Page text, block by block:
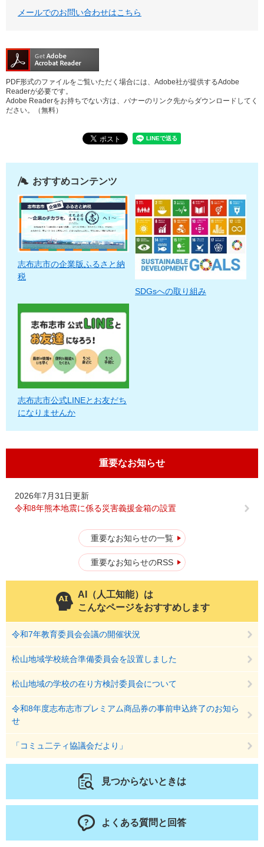
メールでのお問い合わせはこちら
PDF形式のファイルをご覧いただく場合には、Adobe社が提供するAdobe
Readerが必要です。
Adobe Readerをお持ちでない方は、バナーのリンク先からダウンロードしてく
ださい。（無料）
おすすめコンテンツ
志布志市の企業版ふるさと納
税
SDGsへの取り組み
志布志市公式LINEとお友だち
になりませんか
重要なお知らせ
2026年7月31日更新
令和8年熊本地震に係る災害義援金箱の設置
重要なお知らせの一覧
重要なお知らせのRSS
AI（人工知能）は
こんなページをおすすめします
令和7年教育委員会会議の開催状況
松山地域学校統合準備委員会を設置しました
松山地域の学校の在り方検討委員会について
令和8年度志布志市プレミアム商品券の事前申込終了のお知ら
せ
「コミュ二ティ協議会だより」
見つからないときは
よくある質問と回答